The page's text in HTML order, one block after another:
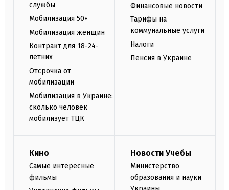
службы
Мобилизация 50+
Мобилизация женщин
Контракт для 18-24-
летних
Отсрочка от
мобилизации
Мобилизация в Украине:
сколько человек
мобилизует ТЦК
Финансовые новости
Тарифы на
коммунальные услуги
Налоги
Пенсия в Украине
Кино
Самые интересные
фильмы
Новости Учебы
Министерство
образования и науки